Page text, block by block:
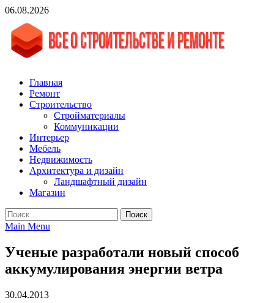
Skip
content
06.08.2026
vgasa.ru
Строительный журнал. Всё о строительстве и ремонтах
Главная
Ремонт
Строительство
Стройматериалы
Коммуникации
Интерьер
Мебель
Недвижимость
Архитектура и дизайн
Ландшафтный дизайн
Магазин
Найти:
Main Menu
Ученые разработали новый способ
аккумулирования энергии ветра
30.04.2013